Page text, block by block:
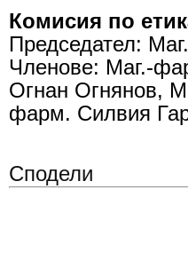
Комисия по
Председател:
Членове: Маг.-
Огнан Огнянов,
фарм. Силвия
Сподели